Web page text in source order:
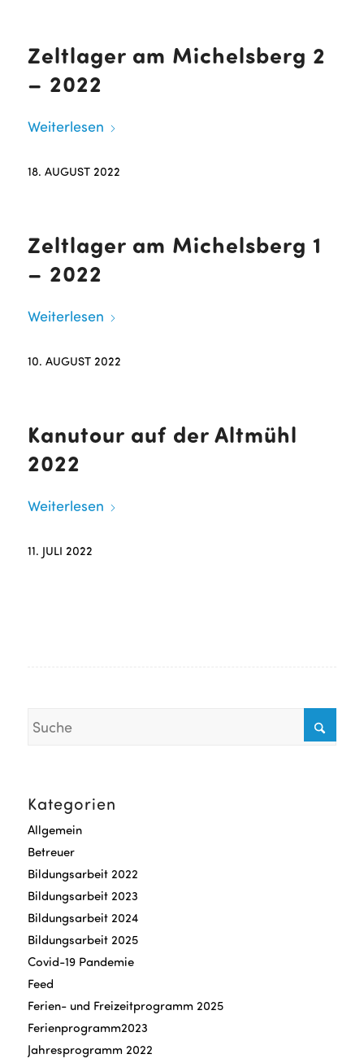
Zeltlager am Michelsberg 2
– 2022
Weiterlesen
18. AUGUST 2022
Zeltlager am Michelsberg 1
– 2022
Weiterlesen
10. AUGUST 2022
Kanutour auf der Altmühl
2022
Weiterlesen
11. JULI 2022
Kategorien
Allgemein
Betreuer
Bildungsarbeit 2022
Bildungsarbeit 2023
Bildungsarbeit 2024
Bildungsarbeit 2025
Covid-19 Pandemie
Feed
Ferien- und Freizeitprogramm 2025
Ferienprogramm2023
Jahresprogramm 2022